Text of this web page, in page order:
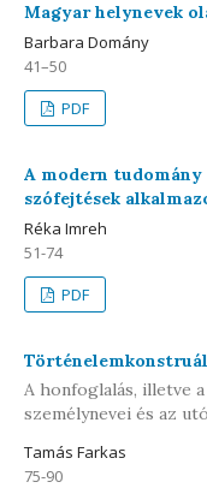
Magyar helynevek
Barbara Domány
41–50
PDF
A modern
szófejtések
Réka Imreh
51-74
PDF
A honfoglalás, illetve
személynevei és az
Tamás Farkas
75-90